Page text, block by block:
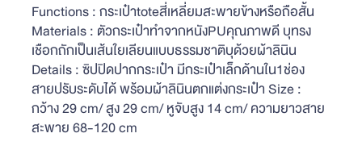
Functions : กระเป๋าtoteสี่เหลี่ยมสะพายข้างหรือถือสั้น
Materials : ตัวกระเป๋าทำจากหนังPUคุณภาพดี บุทรง
เชือกถักเป็นเส้นใยเลียนแบบธรรมชาติบุด้วยผ้าลินิน
Details : ซิปปิดปากกระเป๋า มีกระเป๋าเล็กด้านใน1ช่อง
สายปรับระดับได้ พร้อมผ้าลินินตกแต่งกระเป๋า Size :
กว้าง 29 cm/ สูง 29 cm/ หูจับสูง 14 cm/ ความยาวสาย
สะพาย 68-120 cm